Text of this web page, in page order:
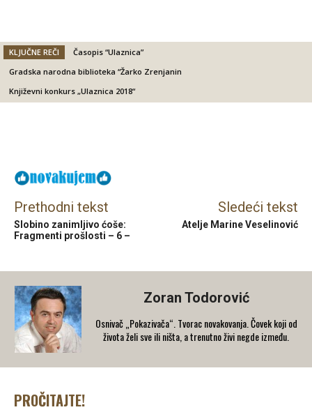
KLJUČNE REČI
Časopis “Ulaznica”
Gradska narodna biblioteka “Žarko Zrenjanin
Književni konkurs „Ulaznica 2018“
Prethodni tekst
Slobino zanimljivo ćoše:
Fragmenti prošlosti – 6 –
Sledeći tekst
Atelje Marine Veselinović
Zoran Todorović
Osnivač „Pokazivača“. Tvorac novakovanja. Čovek koji od
života želi sve ili ništa, a trenutno živi negde između.
PROČITAJTE!